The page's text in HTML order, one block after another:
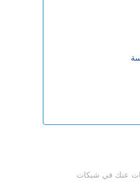
عنك في شبكات